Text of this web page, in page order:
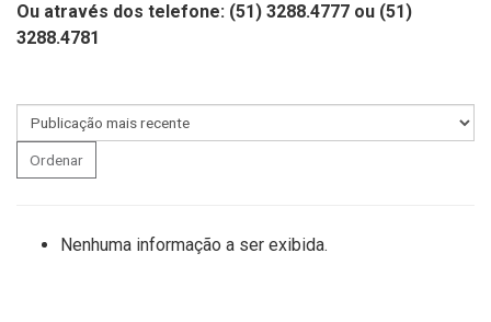
Ou através dos telefone: (51) 3288.4777 ou (51)
3288.4781
Ordenar
Nenhuma informação a ser exibida.